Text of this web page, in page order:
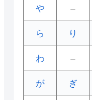
や –
ら り
わ –
が ぎ